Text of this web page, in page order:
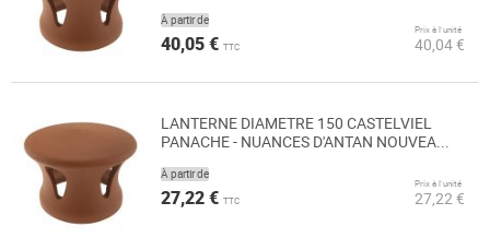
À partir de
40,05 € TTC
Prix à l’unité
40,04 €
LANTERNE DIAMETRE 150 CASTELVIEL
PANACHE - NUANCES D'ANTAN NOUVEA...
À partir de
27,22 € TTC
Prix à l’unité
27,22 €